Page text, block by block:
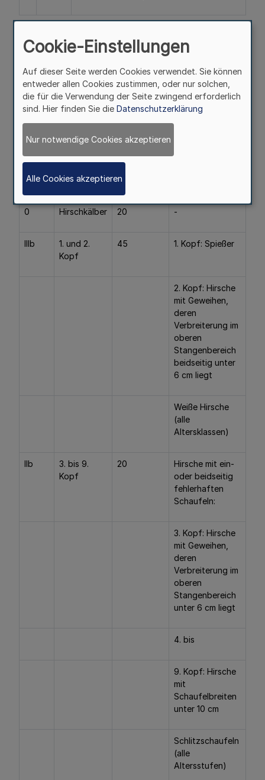
anzusehen, deren Geweihausbildung den Kriterien für den
Abschuß nach Absatz 2 entspricht; die übrigen Hirsche
gelten als fehlerfrei.
(2) Beim Abschuß von männlichem Damwild ist von
folgenden Kriterien und - bei normalem Altersaufbau -
von folgendem Abschußanteil in den einzelnen Klassen
auszugehen:
Klasse Alter
Anteil des
Abschusses
in %
0 Hirschkälber 20 -
IIIb
1. und 2.
Kopf
45 1. Kopf: Spießer
2. Kopf: Hirsche
mit Geweihen,
deren
Verbreiterung im
oberen
Stangenbereich
beidseitig unter
6 cm liegt
Weiße Hirsche
(alle
Altersklassen)
IIb
3. bis 9.
Kopf
20
Hirsche mit ein-
oder beidseitig
fehlerhaften
Schaufeln:
3. Kopf: Hirsche
mit Geweihen,
deren
Verbreiterung im
oberen
Stangenbereich
unter 6 cm liegt
4. bis
9. Kopf: Hirsche
mit
Schaufelbreiten
unter 10 cm
Schlitzschaufeln
(alle
Altersstufen)
Cookie-Einstellungen
Auf dieser Seite werden Cookies verwendet. Sie können
entweder allen Cookies zustimmen, oder nur solchen,
die für die Verwendung der Seite zwingend erforderlich
sind. Hier finden Sie die Datenschutzerklärung
Nur notwendige Cookies akzeptieren
Alle Cookies akzeptieren